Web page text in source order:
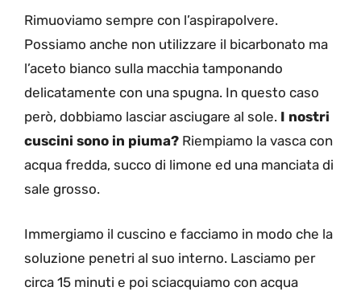
Rimuoviamo sempre con l’aspirapolvere.
Possiamo anche non utilizzare il bicarbonato ma
l’aceto bianco sulla macchia tamponando
delicatamente con una spugna. In questo caso
però, dobbiamo lasciar asciugare al sole. I nostri
cuscini sono in piuma? Riempiamo la vasca con
acqua fredda, succo di limone ed una manciata di
sale grosso.
Immergiamo il cuscino e facciamo in modo che la
soluzione penetri al suo interno. Lasciamo per
circa 15 minuti e poi sciacquiamo con acqua